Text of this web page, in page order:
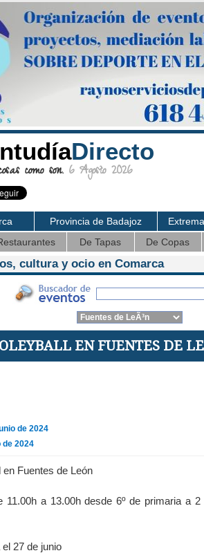
Directo
como son. 6 Agosto 2026
Provincia de Badajoz
De Tapas De Copas
cultura y ocio en Comarca
EN FUENTES DE
de 2024
de 2024
Fuentes de León
11.00h a 13.00h desde 6º de primaria a 2
27 de junio